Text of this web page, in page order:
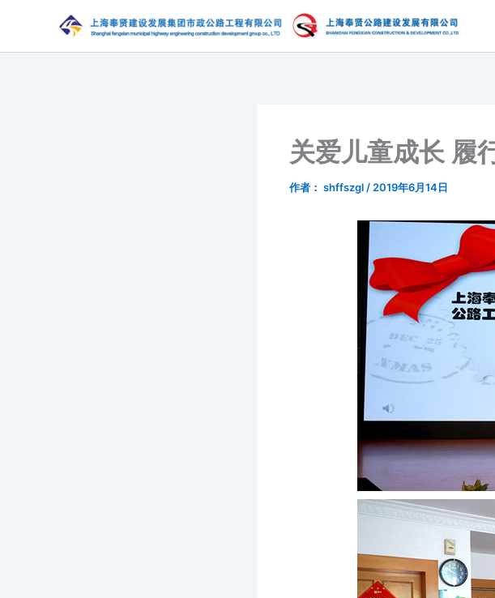
内
关爱儿童成长 履
作者： shffszgl / 2019年6月14日